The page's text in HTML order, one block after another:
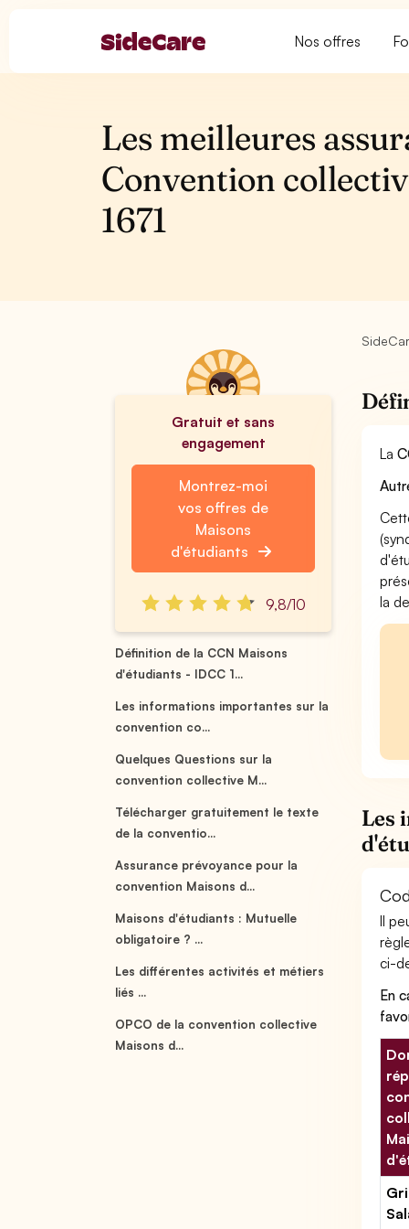
Nos offres
Les meilleures
Convention
1671
Gratuit et sans
engagement
Montrez-moi
vos offres de
Maisons
d'étudiants
9,8/10
Définition de la CCN Maisons
d'étudiants - IDCC 1...
Les informations importantes sur la
convention co...
Quelques Questions sur la
convention collective M...
Télécharger gratuitement le texte
de la conventio...
Assurance prévoyance pour la
convention Maisons d...
Maisons d'étudiants : Mutuelle
obligatoire ? ...
Les différentes activités et métiers
liés ...
OPCO de la convention collective
Maisons d...
La
la
Les
Il
ci-
En